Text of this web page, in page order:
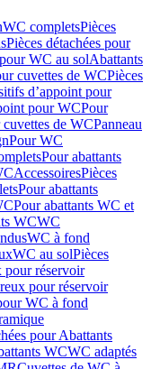
WC completsPièces
Pièces détachées pour
WC au solAbattants
cuvettes de WCPièces
d’appoint pour
pour WCPour
cuvettes de WCPanneau
Pour WC
Pour abattants
AccessoiresPièces
Pour abattants
Pour abattants WC et
WCWC
WC à fond
WC au solPièces
pour réservoir
pour réservoir
WC à fond
pour Abattants
WCWC adaptés